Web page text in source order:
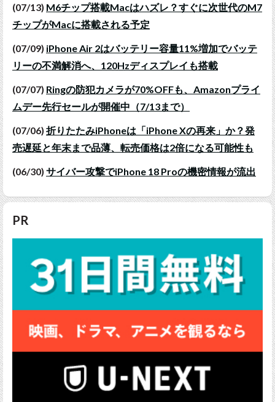
(07/13) M6チップ搭載Macはハズレ？すぐに次世代のM7
チップがMacに搭載される予定
(07/09) iPhone Air 2はバッテリー容量11%増加でバッテ
リーの不満解消へ、120Hzディスプレイも搭載
(07/07) Ringの防犯カメラが70%OFFも、Amazonプライ
ムデー先行セールが開催中（7/13まで）
(07/06) 折りたたみiPhoneは「iPhone Xの再来」か？発
売遅延と年末まで品薄、転売価格は2倍になる可能性も
(06/30) サイバー攻撃でiPhone 18 Proの機密情報が流出
PR